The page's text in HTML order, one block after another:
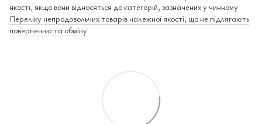
якості, якщо вони відносяться до категорій, зазначених у чинному
Переліку непродовольчих товарів належної якості, що не підлягають
поверненню та обміну.